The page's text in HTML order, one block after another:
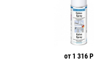
от 1 316 Р